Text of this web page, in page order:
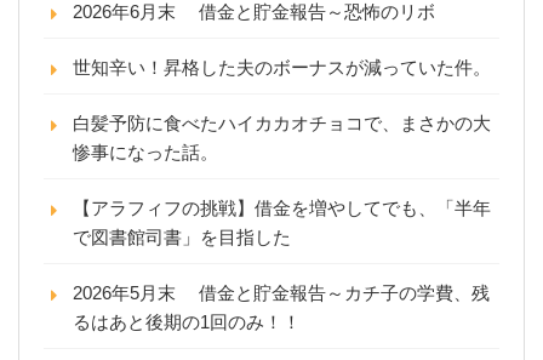
2026年6月末 借金と貯金報告～恐怖のリボ
世知辛い！昇格した夫のボーナスが減っていた件。
白髪予防に食べたハイカカオチョコで、まさかの大
惨事になった話。
【アラフィフの挑戦】借金を増やしてでも、「半年
で図書館司書」を目指した
2026年5月末 借金と貯金報告～カチ子の学費、残
るはあと後期の1回のみ！！